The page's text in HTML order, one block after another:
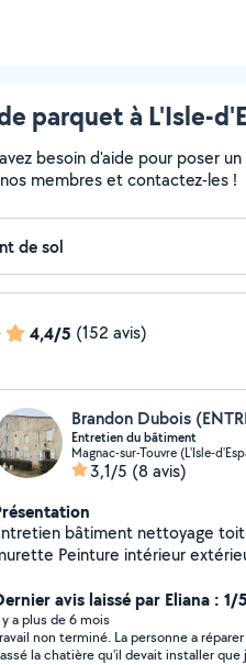
parquet à L'Isle-
besoin d'aide pour poser
membres et contactez-les !
4,4/5 (152 avis)
Entretien du bâtiment
Magnac-sur-Touvre (L'Isle-
3,1/5 (8 avis)
bâtiment nettoyage
Peinture intérieur extérieur Tappiserie
espaces verts élagage
taille haie Pose parquet Pose carrelage
avis laissé par Eliana : 1/5
y a plus de 6 mois
non terminé. La personne a réparer mon volet mais a
la chatière qu'il devait installer que